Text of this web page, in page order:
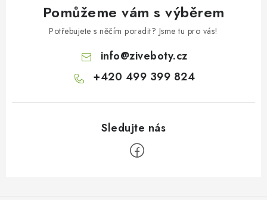
Pomůžeme vám s výběrem
Potřebujete s něčím poradit? Jsme tu pro vás!
info@ziveboty.cz
+420 499 399 824